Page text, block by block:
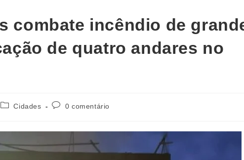
combate incêndio de
de quatro andares no
Cidades 0 comentário